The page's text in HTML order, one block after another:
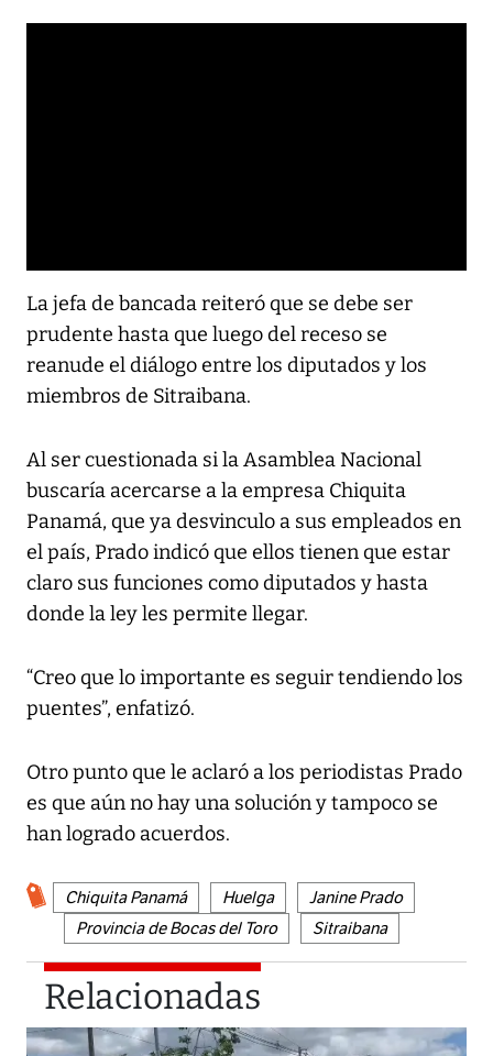
La jefa de bancada reiteró que se debe ser
prudente hasta que luego del receso se
reanude el diálogo entre los diputados y los
miembros de Sitraibana.
Al ser cuestionada si la Asamblea Nacional
buscaría acercarse a la empresa Chiquita
Panamá, que ya desvinculo a sus empleados en
el país, Prado indicó que ellos tienen que estar
claro sus funciones como diputados y hasta
donde la ley les permite llegar.
“Creo que lo importante es seguir tendiendo los
puentes”, enfatizó.
Otro punto que le aclaró a los periodistas Prado
es que aún no hay una solución y tampoco se
han logrado acuerdos.
Chiquita Panamá Huelga
Janine Prado
Provincia de Bocas del Toro
Sitraibana
Relacionadas